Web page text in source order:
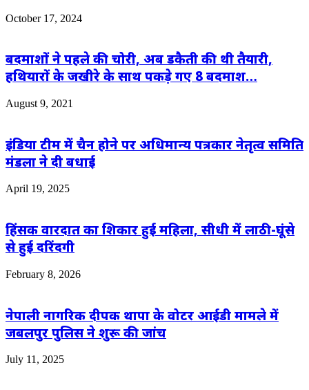
October 17, 2024
बदमाशों ने पहले की चोरी, अब डकैती की थी तैयारी,
हथियारों के जखीरे के साथ पकड़े गए 8 बदमाश…
August 9, 2021
इंडिया टीम में चैन होने पर अधिमान्य पत्रकार नेतृत्व समिति
मंडला ने दी बधाई
April 19, 2025
हिंसक वारदात का शिकार हुई महिला, सीधी में लाठी-घूंसे
से हुई दरिंदगी
February 8, 2026
नेपाली नागरिक दीपक थापा के वोटर आईडी मामले में
जबलपुर पुलिस ने शुरू की जांच
July 11, 2025